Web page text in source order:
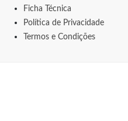
Ficha Técnica
Política de Privacidade
Termos e Condições